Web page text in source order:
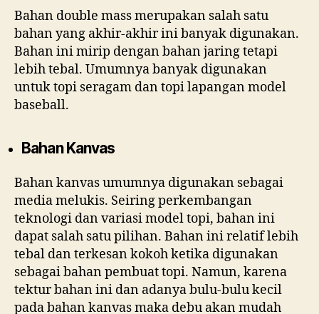
Bahan double mass merupakan salah satu
bahan yang akhir-akhir ini banyak digunakan.
Bahan ini mirip dengan bahan jaring tetapi
lebih tebal. Umumnya banyak digunakan
untuk topi seragam dan topi lapangan model
baseball.
Bahan Kanvas
Bahan kanvas umumnya digunakan sebagai
media melukis. Seiring perkembangan
teknologi dan variasi model topi, bahan ini
dapat salah satu pilihan. Bahan ini relatif lebih
tebal dan terkesan kokoh ketika digunakan
sebagai bahan pembuat topi. Namun, karena
tektur bahan ini dan adanya bulu-bulu kecil
pada bahan kanvas maka debu akan mudah